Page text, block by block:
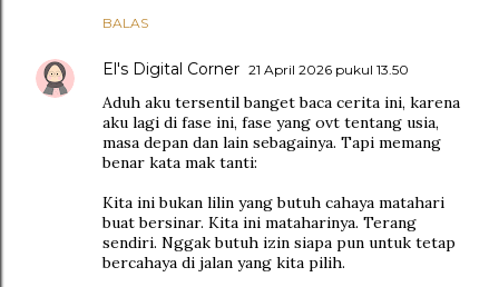
BALAS
El's Digital Corner 21 April 2026 pukul 13.50
Aduh aku tersentil banget baca cerita ini, karena
aku lagi di fase ini, fase yang ovt tentang usia,
masa depan dan lain sebagainya. Tapi memang
benar kata mak tanti:
Kita ini bukan lilin yang butuh cahaya matahari
buat bersinar. Kita ini mataharinya. Terang
sendiri. Nggak butuh izin siapa pun untuk tetap
bercahaya di jalan yang kita pilih.